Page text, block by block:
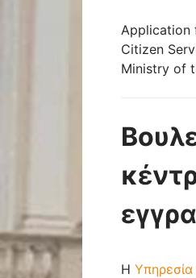
Application
Citizen
Ministry of
Η